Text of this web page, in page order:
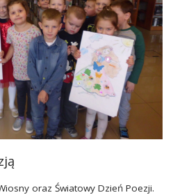
oraz Światowy Dzień Poezji.